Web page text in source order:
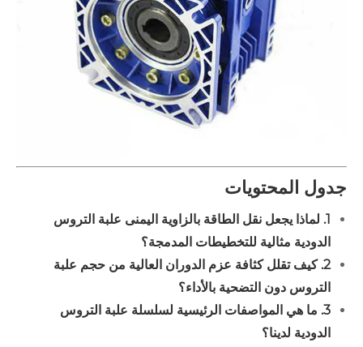
جدول المحتويات
1. لماذا يجعل نقل الطاقة بالزاوية اليمنى علبة التروس
الدودية مثالية للتخطيطات المدمجة؟
2. كيف تقلل كثافة عزم الدوران العالية من حجم علبة
التروس دون التضحية بالأداء؟
3. ما هي المواصفات الرئيسية لسلسلة علبة التروس
الدودية لدينا؟